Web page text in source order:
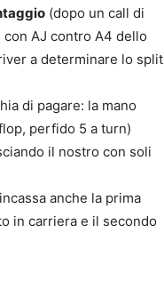
(dopo un call di
AJ contro A4 dello
a determinare lo split
di pagare: la mano
perfido 5 a turn)
il nostro con soli
anche la prima
in carriera e il secondo